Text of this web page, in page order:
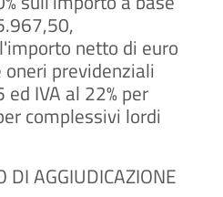
netto di euro
previdenziali
IVA al 22% per
complessivi lordi
DI AGGIUDICAZIONE